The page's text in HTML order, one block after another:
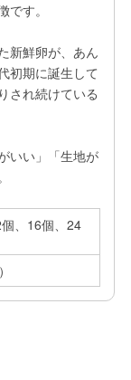
す。
新鮮卵が、あん
初期に誕生して
され続けている
いい」「生地が
、16個、24